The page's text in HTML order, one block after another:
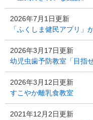
2026年7月1日更新
「ふくしま健民アプリ」
2026年3月17日更新
幼児虫歯予防教室「目指
2026年3月12日更新
すこやか離乳食教室
2021年12月2日更新